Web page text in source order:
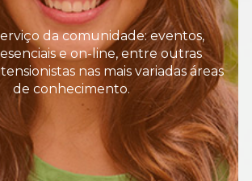
da comunidade: eventos,
e on-line, entre outras
nas mais variadas áreas
de conhecimento.